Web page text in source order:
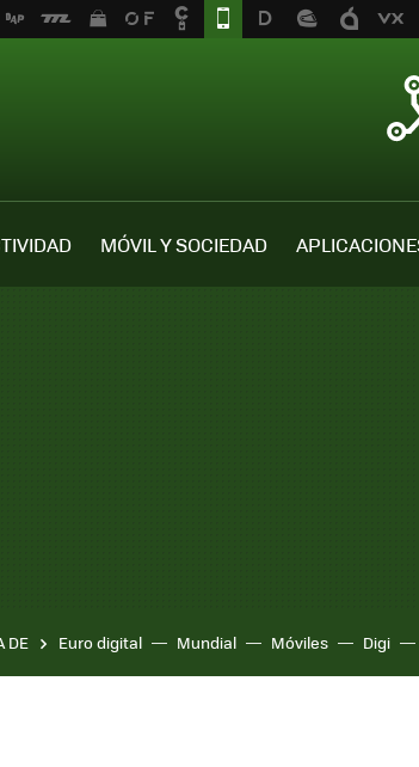
MÓVIL Y SOCIEDAD
DE Euro digital Mundial Móviles Digi